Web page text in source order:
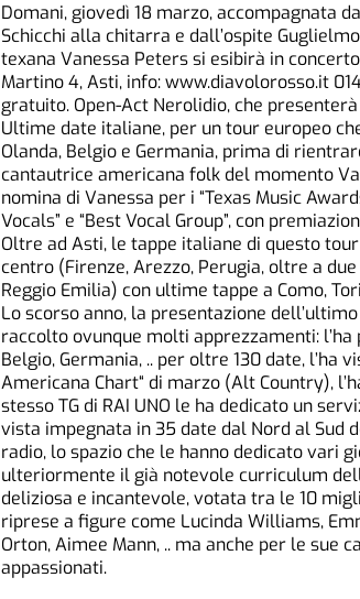
Domani, giovedì 18 marzo, accompagnata
Schicchi alla chitarra e dall’ospite
texana Vanessa Peters si esibirà in
Martino 4, Asti, info: www.diavolorosso.it
gratuito. Open-Act Nerolidio, che
Ultime date italiane, per un tour europeo
Olanda, Belgio e Germania, prima di
cantautrice americana folk del momento
nomina di Vanessa per i “Texas Music
Vocals” e “Best Vocal Group”, con
Oltre ad Asti, le tappe italiane di questo
centro (Firenze, Arezzo, Perugia, oltre a
Reggio Emilia) con ultime tappe a Como,
Lo scorso anno, la presentazione
raccolto ovunque molti apprezzamenti:
Belgio, Germania, .. per oltre 130 date, l’ha
Americana Chart“ di marzo (Alt Country),
stesso TG di RAI UNO le ha dedicato un
vista impegnata in 35 date dal Nord al Sud
radio, lo spazio che le hanno dedicato vari
ulteriormente il già notevole curriculum
deliziosa e incantevole, votata tra le 10
riprese a figure come Lucinda Williams,
Orton, Aimee Mann, .. ma anche per le sue
appassionati.